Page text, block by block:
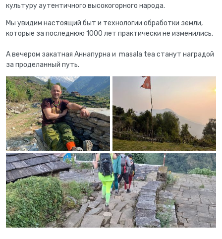
культуру аутентичного высокогорного народа.
Мы увидим настоящий быт и технологии обработки земли,
которые за последнюю 1000 лет практически не изменились.
А вечером закатная Аннапурна и masala tea станут наградой
за проделанный путь.